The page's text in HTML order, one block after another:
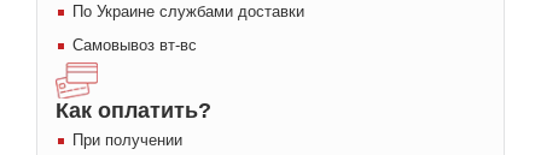
По Украине службами доставки
Самовывоз вт-вс
Как оплатить?
При получении